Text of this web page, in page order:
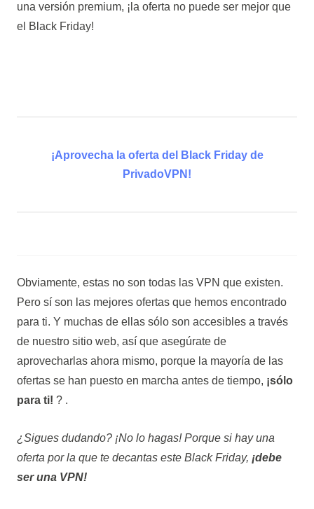
una versión premium, ¡la oferta no puede ser mejor que
el Black Friday!
¡Aprovecha la oferta del Black Friday de
PrivadoVPN!
Obviamente, estas no son todas las VPN que existen.
Pero sí son las mejores ofertas que hemos encontrado
para ti. Y muchas de ellas sólo son accesibles a través
de nuestro sitio web, así que asegúrate de
aprovecharlas ahora mismo, porque la mayoría de las
ofertas se han puesto en marcha antes de tiempo, ¡sólo
para ti! ? .
¿Sigues dudando? ¡No lo hagas! Porque si hay una
oferta por la que te decantas este Black Friday, ¡debe
ser una VPN!